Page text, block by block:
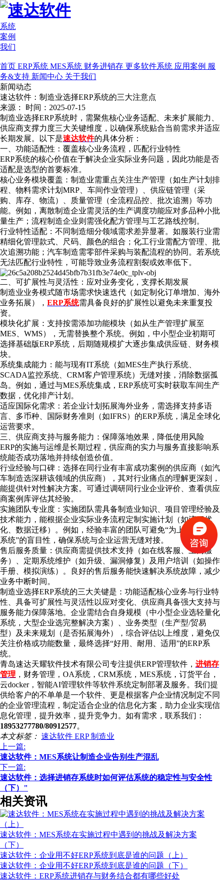
系统
案例
我们
首页 ERP系统 MES系统 财务进销存 更多软件系统 应用案例 服
务&支持 新闻中心 关于我们
新闻动态
速达软件：制造业选择ERP系统的三大注意点
来源： 时间：2025-07-15
制造业选择ERP系统时，需聚焦核心业务适配、未来扩展能力、
供应商支撑力度三大关键维度，以确保系统贴合当前需求并适应
长期发展。以下是速达软件的具体分析：
一、功能适配性：覆盖核心业务流程，匹配行业特性
ERP系统的核心价值在于解决企业实际业务问题，因此功能是否
适配是选型的首要标准。
核心业务模块覆盖：制造业需重点关注生产管理（如生产计划排
程、物料需求计划MRP、车间作业管理）、供应链管理（采
购、库存、物流）、质量管理（全流程品控、批次追溯）等功
能。例如，离散制造企业需灵活的生产调度功能应对多品种小批
量生产；流程制造企业则需强化配方管理与工艺路线控制。
行业特性适配：不同制造细分领域需求差异显著。如服装行业需
精细化管理款式、尺码、颜色的组合；化工行业需配方管理、批
次追溯功能；汽车制造需零部件采购与装配流程的协同。若系统
无法匹配行业特性，可能导致业务流程割裂或效率低下。
二、可扩展性与灵活性：应对业务变化，支撑长期发展
制造业业务模式随市场需求快速迭代（如定制化订单增加、海外
业务拓展）， ERP系统需具备良好的扩展性以避免未来重复投
资。
模块化扩展：支持按需添加功能模块（如从生产管理扩展至
MES、WMS），无需替换整个系统。例如，中小型企业初期可
选择基础版ERP系统 ，后期随规模扩大逐步集成供应链、财务模
块。
系统集成能力：能与现有IT系统（如MES生产执行系统、
SCADA监控系统、CRM客户管理系统）无缝对接，消除数据孤
岛。例如，通过与MES系统集成，ERP系统可实时获取车间生产
数据，优化排产计划。
适应国际化需求：若企业计划拓展海外业务，需选择支持多语
言、多币种、国际财务准则（如IFRS）的ERP系统，满足全球化
运营要求。
三、供应商支持与服务能力：保障落地效果，降低使用风险
ERP的实施与运维是长期过程，供应商的实力与服务直接影响系
统能否成功落地并持续创造价值。
行业经验与口碑：选择在同行业有丰富成功案例的供应商（如汽
车制造选深耕该领域的供应商），其对行业痛点的理解更深刻，
能提供针对性解决方案。可通过调研同行业企业评价、查看供应
商案例库评估其经验。
实施团队专业度：实施团队需具备制造业知识、项目管理经验及
技术能力，能根据企业实际业务流程定制实施计划（如流程优
化、数据迁移）。例如，经验丰富的团队可避免“为上系统而上
系统”的盲目性，确保系统与企业运营无缝对接。
售后服务质量：供应商需提供技术支持（如在线客服、上门服
务）、定期系统维护（如升级、漏洞修复）及用户培训（如操作
手册、模拟演练）。良好的售后服务能快速解决系统故障，减少
业务中断时间。
制造业选择ERP系统的三大关键是：功能适配核心业务与行业特
性、具备可扩展性与灵活性以应对变化、供应商具备强大支持与
服务能力保障落地。企业需结合自身规模（中小型企业选轻量化
系统，大型企业选完整解决方案）、业务类型（生产型/贸易
型）及未来规划（是否拓展海外），综合评估以上维度，避免仅
关注价格或功能数量，最终选择“好用、耐用、适用”的ERP系
统。
青岛速达天耀软件技术有限公司专注提供ERP管理软件， 进销存
管理 ，财务管理，OA系统，CRM系统，MES系统，订货平台，
云docker，智能AI管理软件等软件系统定制部署及服务。我们提
供给客户的不单单是一个软件、更是根据客户企业情况制定不同
的企业管理流程，制定适合企业的信息化方案，助力企业实现信
息化管理，提升效率，提升竞争力。如有需求，联系我们：
18953277780/80912577。
本文标签： 速达软件 ERP制造业
上一篇:
速达软件：MES系统让制造企业告别生产混乱
下一篇:
速达软件：选择进销存系统时如何评估系统的稳定性与安全性
（下）"
相关资讯
速达软件：MES系统在实施过程中遇到的挑战及解决方案
（下）
速达软件：企业用不好ERP系统到底是谁的问题（上）
速达软件：企业用不好ERP系统到底是谁的问题（下）
速达软件：ERP系统进销存与财务结合都有哪些好处